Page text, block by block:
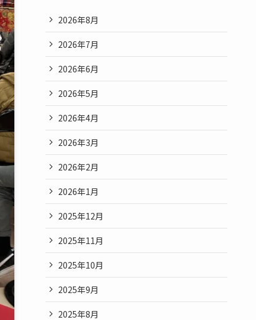
2026年8月
2026年7月
2026年6月
2026年5月
2026年4月
2026年3月
2026年2月
2026年1月
2025年12月
2025年11月
2025年10月
2025年9月
2025年8月